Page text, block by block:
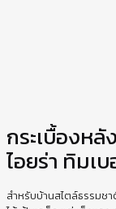
กระเบื้องหลั
ไอยร่า ทิมเ
สำหรับบ้านสไตล์ธรรมช